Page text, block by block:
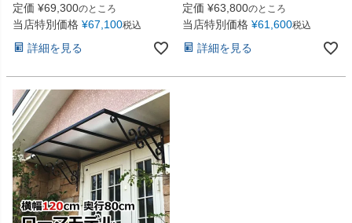
定価 ¥69,300のところ
当店特別価格 ¥67,100税込
詳細を見る
定価 ¥63,800のところ
当店特別価格 ¥61,600税込
詳細を見る